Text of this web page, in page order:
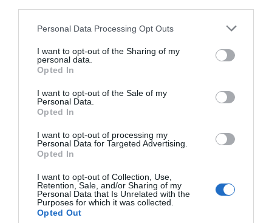
Personal Data Processing Opt Outs
I want to opt-out of the Sharing of my
personal data.
Opted In
I want to opt-out of the Sale of my
Personal Data.
Opted In
I want to opt-out of processing my
Personal Data for Targeted Advertising.
Opted In
I want to opt-out of Collection, Use,
Retention, Sale, and/or Sharing of my
Personal Data that Is Unrelated with the
Purposes for which it was collected.
Opted Out